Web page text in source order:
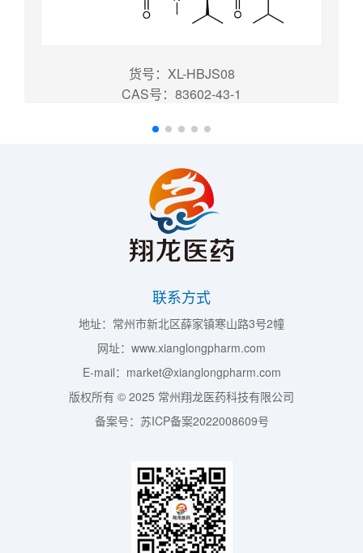
货号：XL-HBJS08
CAS号：83602-43-1
联系方式
地址：常州市新北区薛家镇寒山路3号2幢
网址：www.xianglongpharm.com
E-mail：market@xianglongpharm.com
版权所有 © 2025 常州翔龙医药科技有限公司
备案号：苏ICP备案2022008609号